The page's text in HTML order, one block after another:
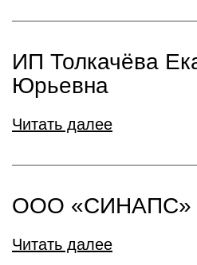
ИП Толкачёва
Юрьевна
Читать далее
ООО «СИНАПС»
Читать далее